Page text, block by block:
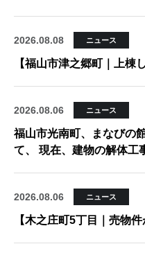
2026.08.08 ニュース
【福山市津之郷町｜上棟
2026.08.06 ニュース
福山市光南町、まなびの
て、 現在、建物の解体工
2026.08.06 ニュース
【木之庄町5丁目｜売物件